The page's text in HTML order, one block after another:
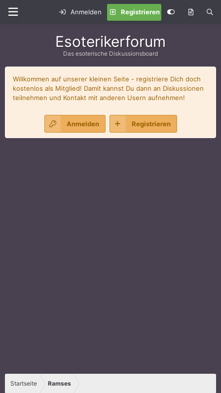
Anmelden Registrieren
Esoterikerforum
Das esoterische Diskussionsboard
Willkommen auf unserer kleinen Seite - registriere Dich doch
kostenlos als Mitglied! Damit kannst Du dann an Diskussionen
teilnehmen und Kontakt mit anderen Usern aufnehmen!
Anmelden Registrieren
Startseite Ramses